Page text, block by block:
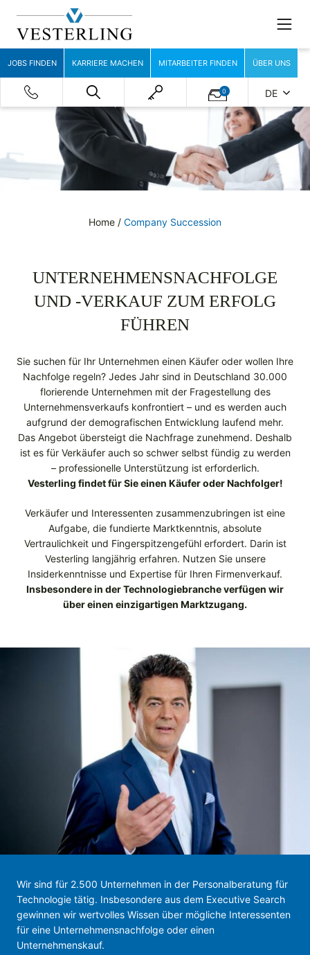
JOBS FINDEN KARRIERE MACHEN MITARBEITER FINDEN ÜBER UNS
0 DE
Home / Company Succession
UNTERNEHMENSNACHFOLGE
UND -VERKAUF ZUM ERFOLG
FÜHREN
Sie suchen für Ihr Unternehmen einen Käufer oder wollen Ihre
Nachfolge regeln? Jedes Jahr sind in Deutschland 30.000
florierende Unternehmen mit der Fragestellung des
Unternehmensverkaufs konfrontiert – und es werden auch
aufgrund der demografischen Entwicklung laufend mehr.
Das Angebot übersteigt die Nachfrage zunehmend. Deshalb
ist es für Verkäufer auch so schwer selbst fündig zu werden
– professionelle Unterstützung ist erforderlich.
Vesterling findet für Sie einen Käufer oder Nachfolger!
Verkäufer und Interessenten zusammenzubringen ist eine
Aufgabe, die fundierte Marktkenntnis, absolute
Vertraulichkeit und Fingerspitzengefühl erfordert. Darin ist
Vesterling langjährig erfahren. Nutzen Sie unsere
Insiderkenntnisse und Expertise für Ihren Firmenverkauf.
Insbesondere in der Technologiebranche verfügen wir
über einen einzigartigen Marktzugang.
Wir sind für 2.500 Unternehmen in der Personalberatung für
Technologie tätig. Insbesondere aus dem Executive Search
gewinnen wir wertvolles Wissen über mögliche Interessenten
für eine Unternehmensnachfolge oder einen
Unternehmenskauf.